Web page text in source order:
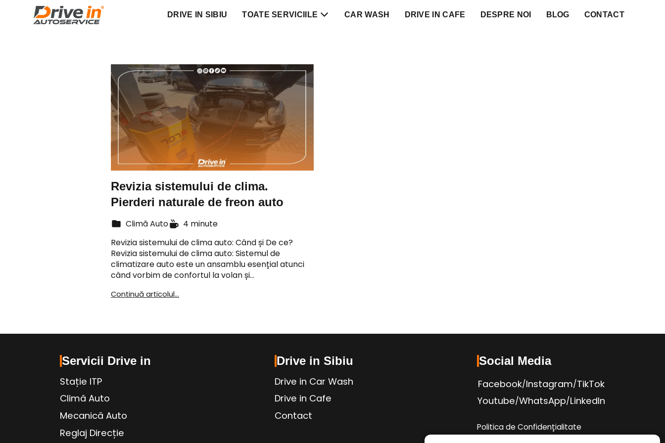
DRIVE IN SIBIU TOATE SERVICIILE CAR WASH DRIVE IN CAFE DESPRE NOI BLOG CONTACT
Revizia sistemului de clima.
Pierderi naturale de freon auto
Climă Auto
4 minute
Revizia sistemului de clima auto: Când și De ce?
Revizia sistemului de clima auto: Sistemul de
climatizare auto este un ansamblu esențial atunci
când vorbim de confortul la volan și…
Continuă articolul...
Servicii Drive in
Stație ITP
Climă Auto
Mecanică Auto
Reglaj Direcție
Drive in Sibiu
Drive in Car Wash
Drive in Cafe
Contact
Social Media
Facebook/Instagram/TikTok
Youtube/WhatsApp/LinkedIn
Politica de Confidențialitate